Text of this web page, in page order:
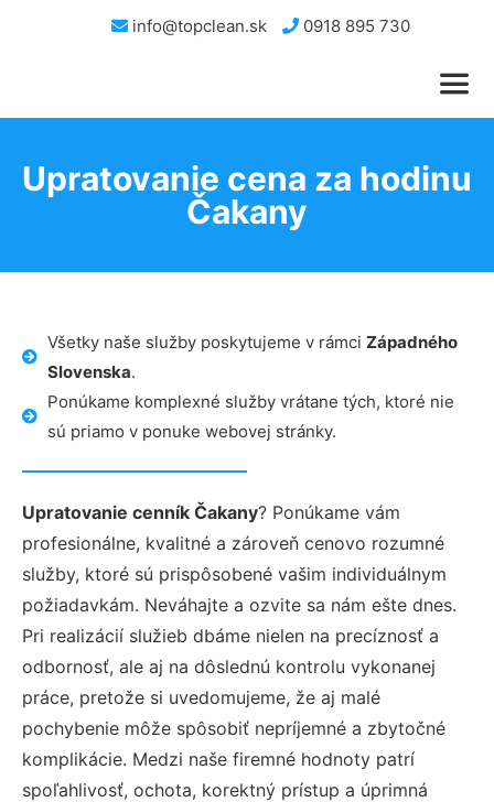
info@topclean.sk 0918 895 730
Upratovanie cena za hodinu
Čakany
Všetky naše služby poskytujeme v rámci Západného
Slovenska.
Ponúkame komplexné služby vrátane tých, ktoré nie
sú priamo v ponuke webovej stránky.
Upratovanie cenník Čakany? Ponúkame vám
profesionálne, kvalitné a zároveň cenovo rozumné
služby, ktoré sú prispôsobené vašim individuálnym
požiadavkám. Neváhajte a ozvite sa nám ešte dnes.
Pri realizácií služieb dbáme nielen na precíznosť a
odbornosť, ale aj na dôslednú kontrolu vykonanej
práce, pretože si uvedomujeme, že aj malé
pochybenie môže spôsobiť nepríjemné a zbytočné
komplikácie. Medzi naše firemné hodnoty patrí
spoľahlivosť, ochota, korektný prístup a úprimná